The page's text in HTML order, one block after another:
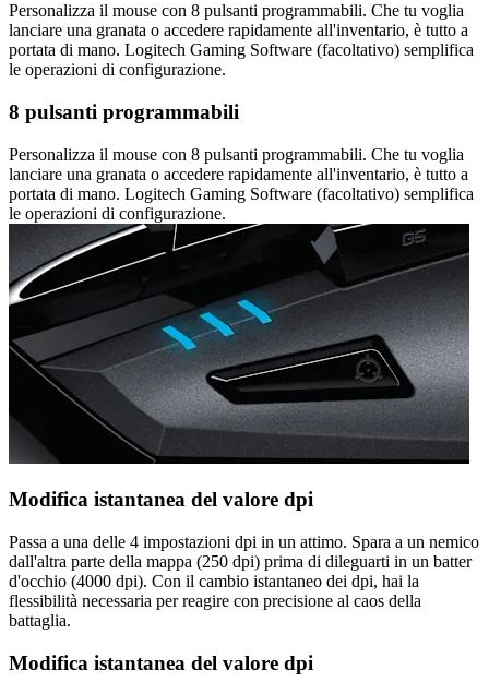
Personalizza il mouse con 8 pulsanti programmabili. Che tu voglia
lanciare una granata o accedere rapidamente all'inventario, è tutto a
portata di mano. Logitech Gaming Software (facoltativo) semplifica
le operazioni di configurazione.
8 pulsanti programmabili
Personalizza il mouse con 8 pulsanti programmabili. Che tu voglia
lanciare una granata o accedere rapidamente all'inventario, è tutto a
portata di mano. Logitech Gaming Software (facoltativo) semplifica
le operazioni di configurazione.
Modifica istantanea del valore dpi
Passa a una delle 4 impostazioni dpi in un attimo. Spara a un nemico
dall'altra parte della mappa (250 dpi) prima di dileguarti in un batter
d'occhio (4000 dpi). Con il cambio istantaneo dei dpi, hai la
flessibilità necessaria per reagire con precisione al caos della
battaglia.
Modifica istantanea del valore dpi